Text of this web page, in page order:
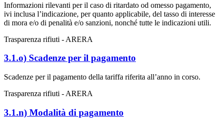
Informazioni rilevanti per il caso di ritardato od omesso pagamento,
ivi inclusa l’indicazione, per quanto applicabile, del tasso di interesse
di mora e/o di penalità e/o sanzioni, nonché tutte le indicazioni utili.
Trasparenza rifiuti - ARERA
3.1.o) Scadenze per il pagamento
Scadenze per il pagamento della tariffa riferita all’anno in corso.
Trasparenza rifiuti - ARERA
3.1.n) Modalità di pagamento